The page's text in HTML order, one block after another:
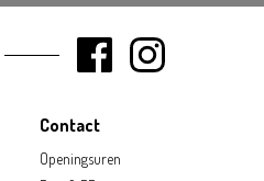
Contact
Openingsuren